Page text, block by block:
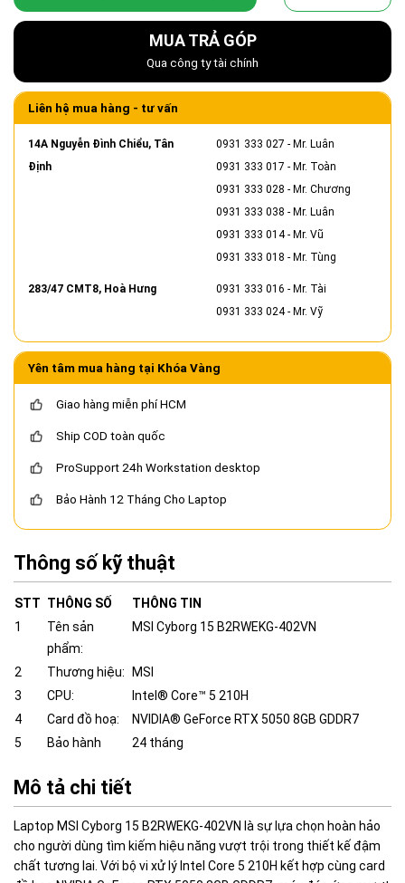
MUA TRẢ GÓP
Qua công ty tài chính
Liên hệ mua hàng - tư vấn
14A Nguyễn Đình Chiểu, Tân
Định
0931 333 027 - Mr. Luân
0931 333 017 - Mr. Toàn
0931 333 028 - Mr. Chương
0931 333 038 - Mr. Luân
0931 333 014- Mr. Vũ
0931 333 018 - Mr. Tùng
283/47 CMT8, Hoà Hưng 0931 333 016 - Mr. Tài
0931 333 024- Mr. Vỹ
Yên tâm mua hàng tại Khóa Vàng
Giao hàng miễn phí HCM
Ship COD toàn quốc
ProSupport 24h Workstation desktop
Bảo Hành 12 Tháng Cho Laptop
Thông số kỹ thuật
STT THÔNG SỐ
THÔNG TIN
1
Tên sản
phẩm:
MSI Cyborg 15 B2RWEKG-402VN
2 Thương hiệu:
MSI
3
CPU:
Intel® Core™ 5 210H
4
Card đồ hoạ:
NVIDIA® GeForce RTX 5050 8GB GDDR7
5
Bảo hành 24 tháng
Mô tả chi tiết
Laptop MSI Cyborg 15 B2RWEKG-402VN là sự lựa chọn hoàn hảo
cho người dùng tìm kiếm hiệu năng vượt trội trong thiết kế đậm
chất tương lai. Với bộ vi xử lý Intel Core 5 210H kết hợp cùng card